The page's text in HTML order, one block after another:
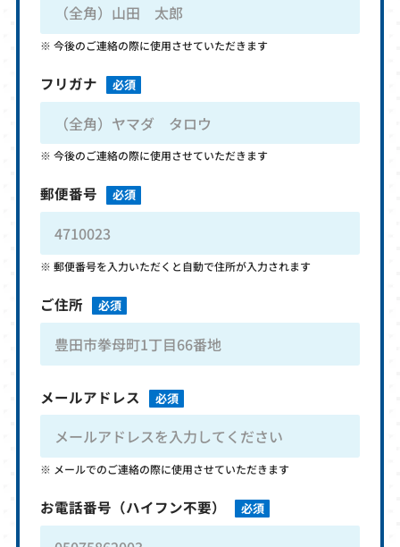
今後のご連絡の際に使用させていただきます
フリガナ 必須
今後のご連絡の際に使用させていただきます
郵便番号 必須
郵便番号を入力いただくと自動で住所が入力されます
ご住所 必須
メールアドレス 必須
メールでのご連絡の際に使用させていただきます
お電話番号 （ハイフン不要） 必須